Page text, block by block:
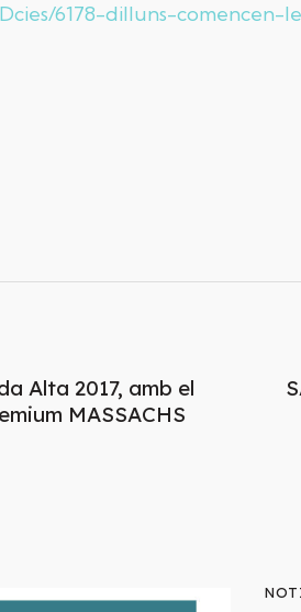
6178-dilluns-
Alta 2017, amb el
MASSACHS